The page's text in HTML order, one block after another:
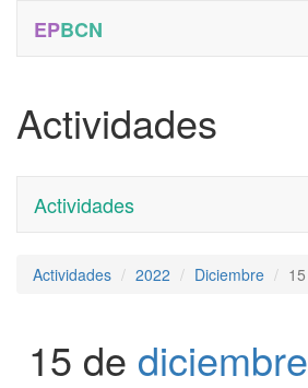
EPBCN
Actividades
Actividades
Actividades 2022 Diciembre 15
15 de diciembre